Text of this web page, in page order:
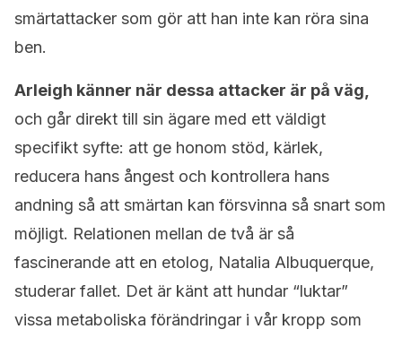
smärtattacker som gör att han inte kan röra sina
ben.
Arleigh känner när dessa attacker är på väg,
och går direkt till sin ägare med ett väldigt
specifikt syfte: att ge honom stöd, kärlek,
reducera hans ångest och kontrollera hans
andning så att smärtan kan försvinna så snart som
möjligt. Relationen mellan de två är så
fascinerande att en etolog, Natalia Albuquerque,
studerar fallet. Det är känt att hundar “luktar”
vissa metaboliska förändringar i vår kropp som